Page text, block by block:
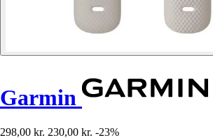
Garmin
298,00 kr. 230,00 kr. -23%